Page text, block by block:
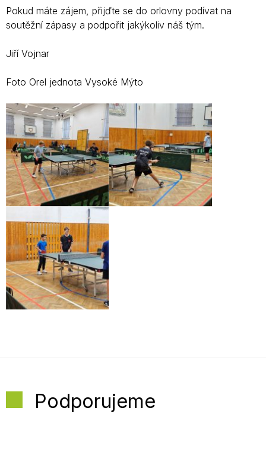
Pokud máte zájem, přijďte se do orlovny podívat na
soutěžní zápasy a podpořit jakýkoliv náš tým.
Jiří Vojnar
Foto Orel jednota Vysoké Mýto
Podporujeme